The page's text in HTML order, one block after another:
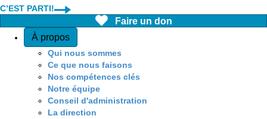
C’EST PARTI!
Faire un don
Quick Access
À propos
Qui nous sommes
Ce que nous faisons
Nos compétences clés
Notre équipe
Conseil d'administration
La direction